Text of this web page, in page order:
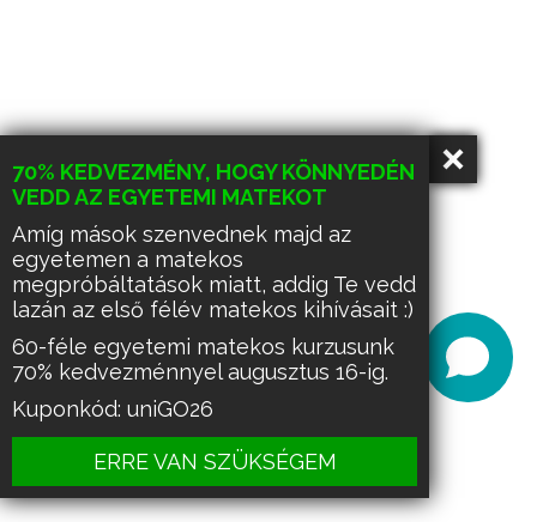
70% KEDVEZMÉNY, HOGY KÖNNYEDÉN
VEDD AZ EGYETEMI MATEKOT
Amíg mások szenvednek majd az
egyetemen a matekos
megpróbáltatások miatt, addig Te vedd
lazán az első félév matekos kihívásait :)
60-féle egyetemi matekos kurzusunk
70% kedvezménnyel augusztus 16-ig.
Kuponkód: uniGO26
ERRE VAN SZÜKSÉGEM